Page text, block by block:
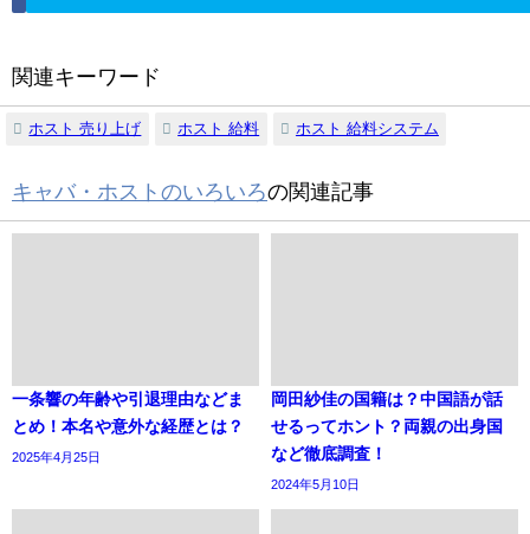
関連キーワード
ホスト 売り上げ ホスト 給料 ホスト 給料システム
キャバ・ホストのいろいろの関連記事
一条響の年齢や引退理由などま
とめ！本名や意外な経歴とは？
2025年4月25日
岡田紗佳の国籍は？中国語が話
せるってホント？両親の出身国
など徹底調査！
2024年5月10日